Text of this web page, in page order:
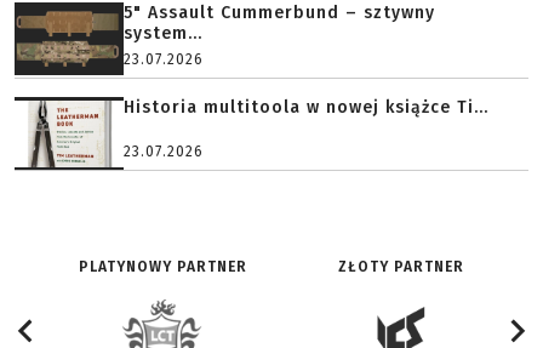
5" Assault Cummerbund – sztywny
system...
23.07.2026
Historia multitoola w nowej książce Ti...
23.07.2026
PLATYNOWY PARTNER ZŁOTY PARTNER